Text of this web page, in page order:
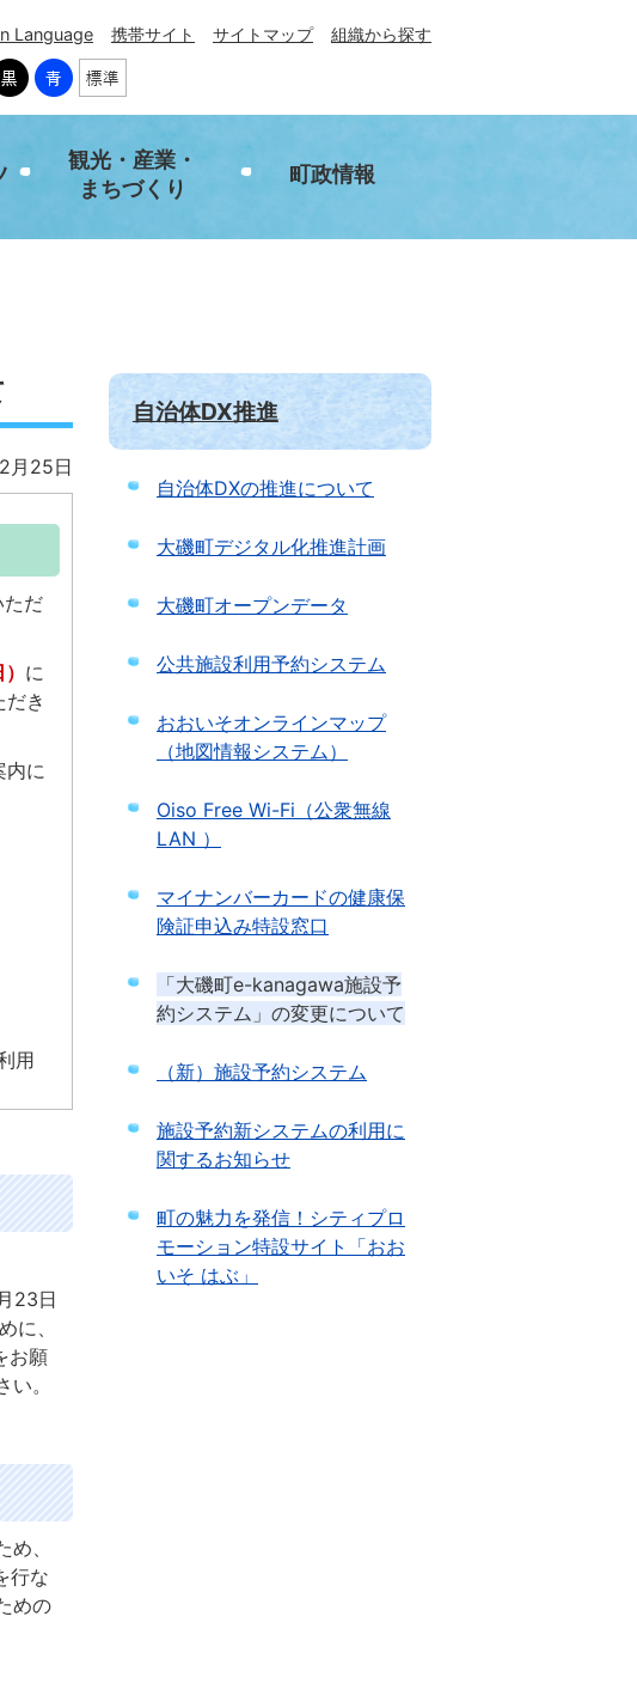
Language 携帯サイト サイトマップ 組織から探す
観光・産業・
まちづくり
町政情報
月25日
ただ
に
だき
内に
用
23日
に、
お願
。
、
行な
めの
自治体DX推進
自治体DXの推進について
大磯町デジタル化推進計画
大磯町オープンデータ
公共施設利用予約システム
おおいそオンラインマップ
（地図情報システム）
Oiso Free Wi-Fi（公衆無線
LAN ）
マイナンバーカードの健康保
険証申込み特設窓口
「大磯町e-kanagawa施設予
約システム」の変更について
（新）施設予約システム
施設予約新システムの利用に
関するお知らせ
町の魅力を発信！シティプロ
モーション特設サイト「おお
いそ はぶ」